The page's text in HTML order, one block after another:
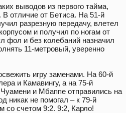
выводов из первого тайма,
отличие от Бетиса. На 51-й
разрезную передачу, влетел
и получил по ногам от
фол и без колебаний назначил
11-метровый, уверенно
игру заменами. На 60-й
и Камавингу, а на 75-й
и Мбаппе отправились на
никак не помогал – к 79-й
со счетом 9:2. 9:2, Карло!